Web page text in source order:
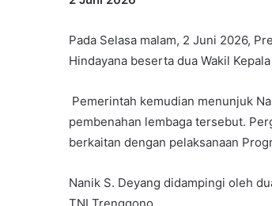
Pada Selasa malam, 2 Juni 2026,
Hindayana beserta dua Wakil
Pemerintah kemudian menunjuk
pembenahan lembaga tersebut.
berkaitan dengan pelaksanaan
Nanik S. Deyang didampingi oleh